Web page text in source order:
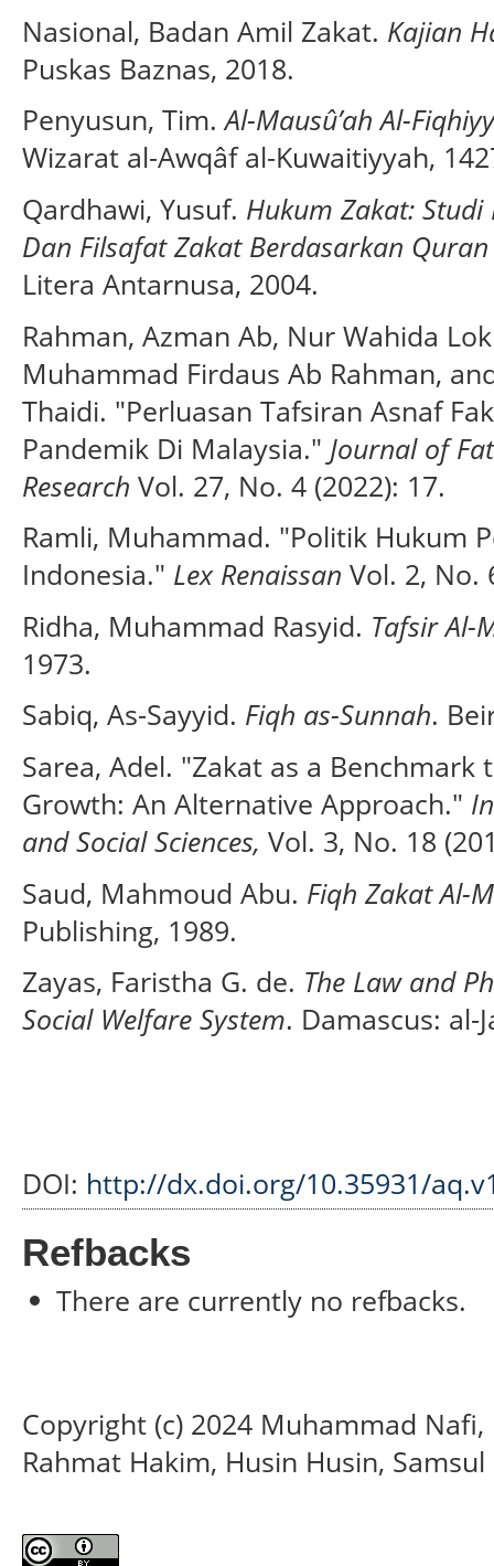
Nasional, Badan Amil Zakat. Kajian
Puskas Baznas, 2018.
Penyusun, Tim.Al-Mausû’ah Al-
Wizarat al-Awqâf al-Kuwaitiyyah,
Qardhawi, Yusuf. Hukum Zakat:
Dan Filsafat Zakat Berdasarkan
Litera Antarnusa, 2004.
Rahman, Azman Ab, Nur Wahida
Muhammad Firdaus Ab Rahman,
Thaidi. "Perluasan Tafsiran Asnaf
Pandemik Di Malaysia." Journal of
Research Vol. 27, No. 4 (2022): 17.
Ramli, Muhammad. "Politik Hukum
Indonesia." Lex Renaissan Vol. 2, No.
Ridha, Muhammad Rasyid. Tafsir Al-
1973.
Sabiq, As-Sayyid. Fiqh as-Sunnah.
Sarea, Adel. "Zakat as a Benchmark
Growth: An Alternative Approach."
and Social Sciences, Vol. 3, No. 18
Saud, Mahmoud Abu. Fiqh Zakat Al-
Publishing, 1989.
Zayas, Faristha G. de. The Law and
Social Welfare System. Damascus: al-
DOI: http://dx.doi.org/10.35931/
Refbacks
There are currently no refbacks.
Copyright (c) 2024 Muhammad
Rahmat Hakim, Husin Husin, Samsul